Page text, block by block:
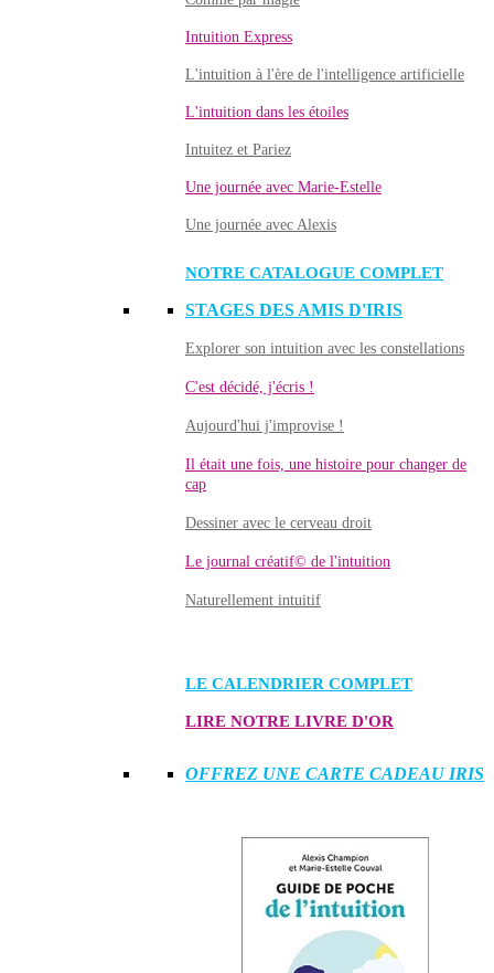
Intuition Express
L'intuition à l'ère de l'intelligence artificielle
L'intuition dans les étoiles
Intuitez et Pariez
Une journée avec Marie-Estelle
Une journée avec Alexis
NOTRE CATALOGUE COMPLET
STAGES DES AMIS D'IRIS
Explorer son intuition avec les constellations
C'est décidé, j'écris !
Aujourd'hui j'improvise !
Il était une fois, une histoire pour changer de
cap
Dessiner avec le cerveau droit
Le journal créatif© de l'intuition
Naturellement intuitif
LE CALENDRIER COMPLET
LIRE NOTRE LIVRE D'OR
OFFREZ UNE CARTE CADEAU IRIS